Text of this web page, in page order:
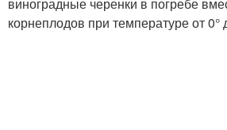
корнеплодов при температуре от 0°